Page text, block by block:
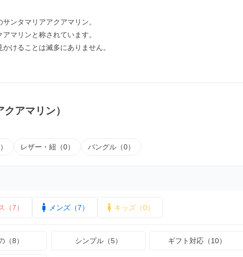
ンタマリアアクアマリン。
マリンと称されています。
けることは滅多にありません。
アマリン）
レザー・紐（0） バングル（0）
（7） メンズ（7） キッズ（0）
（8） シンプル（5） ギフト対応（10）